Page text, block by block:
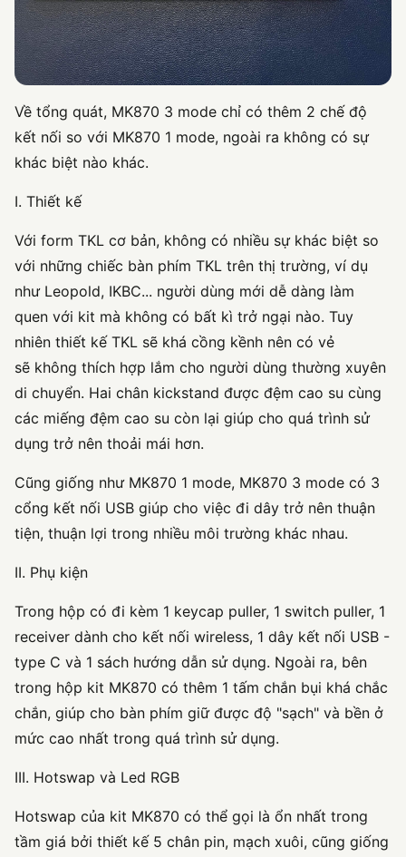
Về tổng quát, MK870 3 mode chỉ có thêm 2 chế độ
kết nối so với MK870 1 mode, ngoài ra không có sự
khác biệt nào khác.
I. Thiết kế
Với form TKL cơ bản, không có nhiều sự khác biệt so
với những chiếc bàn phím TKL trên thị trường, ví dụ
như Leopold, IKBC... người dùng mới dễ dàng làm
quen với kit mà không có bất kì trở ngại nào. Tuy
nhiên thiết kế TKL sẽ khá cồng kềnh nên có vẻ
sẽ không thích hợp lắm cho người dùng thường xuyên
di chuyển. Hai chân kickstand được đệm cao su cùng
các miếng đệm cao su còn lại giúp cho quá trình sử
dụng trở nên thoải mái hơn.
Cũng giống như MK870 1 mode, MK870 3 mode có 3
cổng kết nối USB giúp cho việc đi dây trở nên thuận
tiện, thuận lợi trong nhiều môi trường khác nhau.
II. Phụ kiện
Trong hộp có đi kèm 1 keycap puller, 1 switch puller, 1
receiver dành cho kết nối wireless, 1 dây kết nối USB -
type C và 1 sách hướng dẫn sử dụng. Ngoài ra, bên
trong hộp kit MK870 có thêm 1 tấm chắn bụi khá chắc
chắn, giúp cho bàn phím giữ được độ "sạch" và bền ở
mức cao nhất trong quá trình sử dụng.
III. Hotswap và Led RGB
Hotswap của kit MK870 có thể gọi là ổn nhất trong
tầm giá bởi thiết kế 5 chân pin, mạch xuôi, cũng giống